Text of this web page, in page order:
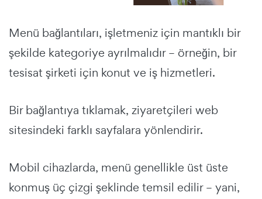
Menü bağlantıları, işletmeniz için mantıklı bir
şekilde kategoriye ayrılmalıdır – örneğin, bir
tesisat şirketi için konut ve iş hizmetleri.
Bir bağlantıya tıklamak, ziyaretçileri web
sitesindeki farklı sayfalara yönlendirir.
Mobil cihazlarda, menü genellikle üst üste
konmuş üç çizgi şeklinde temsil edilir – yani,